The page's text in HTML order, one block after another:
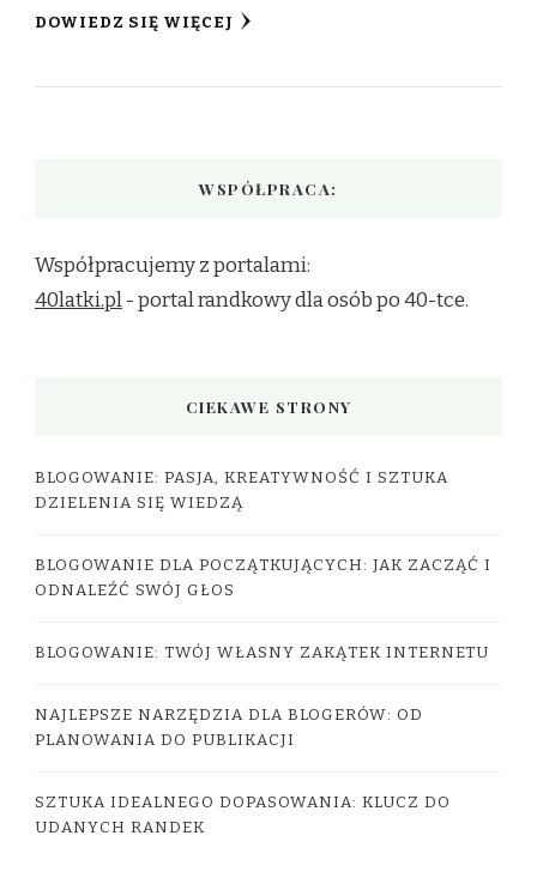
DOWIEDZ SIĘ WIĘCEJ
WSPÓŁPRACA:
Współpracujemy z portalami:
40latki.pl- portal randkowy dla osób po 40-tce.
CIEKAWE STRONY
BLOGOWANIE: PASJA, KREATYWNOŚĆ I SZTUKA
DZIELENIA SIĘ WIEDZĄ
BLOGOWANIE DLA POCZĄTKUJĄCYCH: JAK ZACZĄĆ I
ODNALEŹĆ SWÓJ GŁOS
BLOGOWANIE: TWÓJ WŁASNY ZAKĄTEK INTERNETU
NAJLEPSZE NARZĘDZIA DLA BLOGERÓW: OD
PLANOWANIA DO PUBLIKACJI
SZTUKA IDEALNEGO DOPASOWANIA: KLUCZ DO
UDANYCH RANDEK